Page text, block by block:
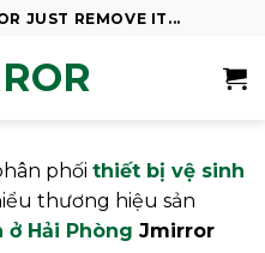
JUST REMOVE IT...
phối thiết bị vệ sinh
thương hiệu sản
Hải Phòng Jmirror